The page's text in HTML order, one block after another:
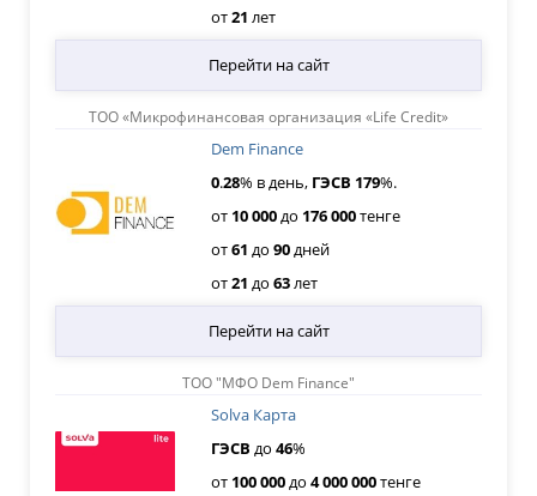
от21 лет
ТОО «Микрофинансовая организация «Life Credit»
Перейти на сайт
Dem Finance
0.28% в день, ГЭСВ 179%.
от 10000до 176000тенге
от61 до 90дней
от21 до 63лет
ТОО "МФО Dem Finance"
Перейти на сайт
Solva Карта
ГЭСВ до 46%
от 100000до 4000000тенге